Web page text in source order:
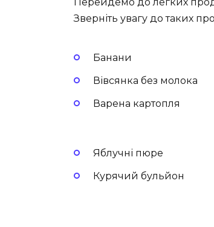
Зверніть увагу до таких
Банани
Вівсянка без молока
Варена картопля
Яблучні пюре
Курячий бульйон